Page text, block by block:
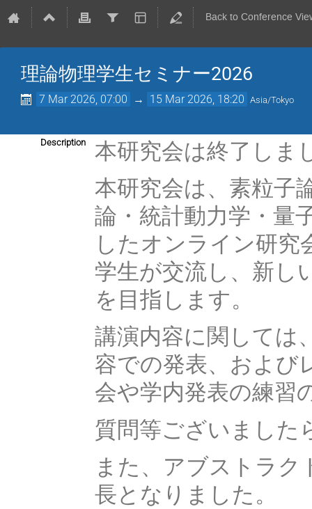
Back to Conference
理論物理学生セミナー2026
7 Mar 2026, 07:00 → 15 Mar 2026, 18:20 Asia/Tokyo
Description
本研究会は終了しま
本研究会は、素粒子
論・統計動力学・量
したオンライン研
学生が交流し、新し
を目指します。
講演内容に関しては
容での発表、および
会や学内発表の練習
質問等ございました
また、アブストラ
長となりました。